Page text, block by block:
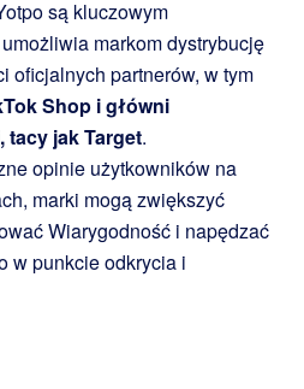
są kluczowym
markom dystrybucję
oficjalnych partnerów, w tym
Shop i główni
tacy jak Target.
opinie użytkowników na
marki mogą zwiększyć
Wiarygodność i napędzać
w punkcie odkrycia i